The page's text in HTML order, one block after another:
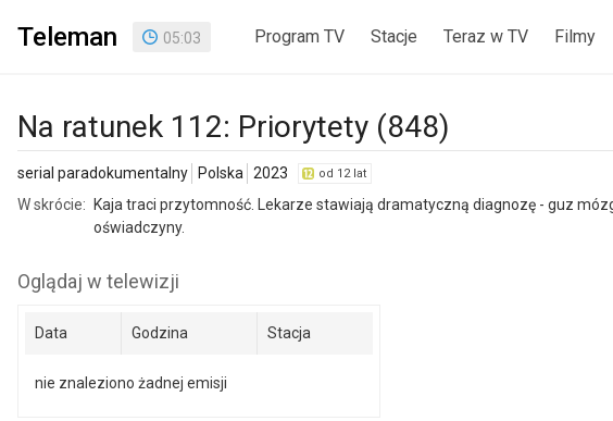
Teleman 05:03 Program TV Stacje Teraz w TV Filmy
Na ratunek 112: Priorytety (848)
serial paradokumentalny Polska 2023 od 12 lat
W skrócie:
Kaja traci przytomność. Lekarze stawiają dramatyczną diagnozę - guz
oświadczyny.
Oglądaj w telewizji
Data Godzina Stacja
nie znaleziono żadnej emisji